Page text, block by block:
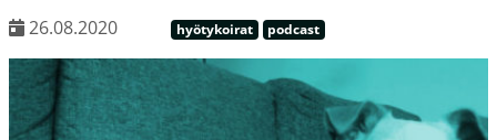
26.08.2020 hyötykoirat podcast